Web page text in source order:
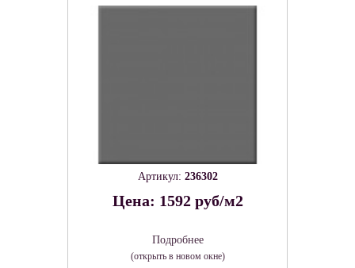
Артикул: 236302
Цена: 1592 руб/м2
Подробнее
(открыть в новом окне)